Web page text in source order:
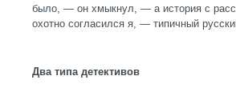
было, — он хмыкнул, — а история с
охотно согласился я, — типичный
Два типа детективов